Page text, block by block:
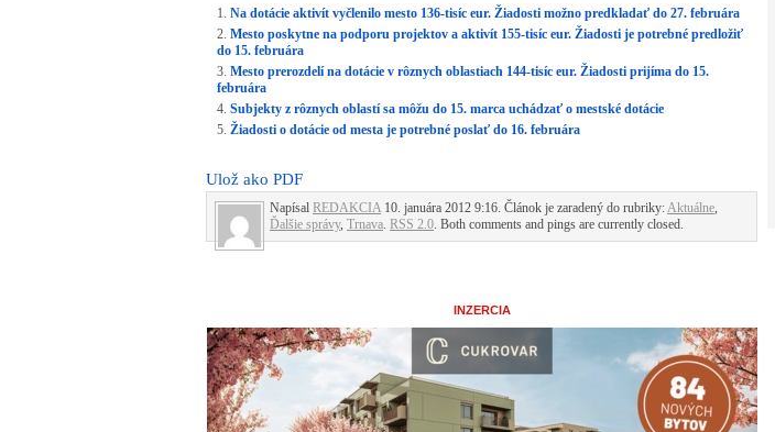
Na dotácie aktivít vyčlenilo mesto 136-tisíc eur. Žiadosti možno predkladať do 27. februára
Mesto poskytne na podporu projektov a aktivít 155-tisíc eur. Žiadosti je potrebné predložiť
do 15. februára
Mesto prerozdelí na dotácie v rôznych oblastiach 144-tisíc eur. Žiadosti prijíma do 15.
februára
Subjekty z rôznych oblastí sa môžu do 15. marca uchádzať o mestské dotácie
Žiadosti o dotácie od mesta je potrebné poslať do 16. februára
Ulož ako PDF
Napísal REDAKCIA 10. januára 2012 9:16. Článok je zaradený do rubriky:Aktuálne,
Ďalšie správy, Trnava. RSS 2.0. Both comments and pings are currently closed.
INZERCIA